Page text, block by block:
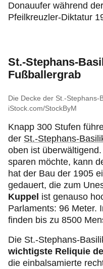
Donauufer während
Pfeilkreuzler-Diktatur
St.-Stephans-
Fußballergrab
Die Decke der St.-Stephans-
iStock.com/StockByM
Knapp 300 Stufen
der St.-Stephans-
oben ist
sparen möchte, kann
hat der Bau der 1905
gedauert, die zum
Kuppel ist genauso
Parlaments: 96 Meter.
finden bis zu 8500
Die St.-Stephans-
wichtigste Reliquie
die einbalsamierte